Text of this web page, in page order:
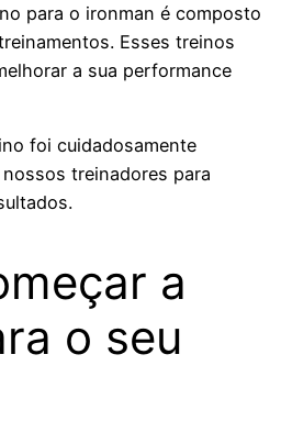
para o ironman é composto
Esses treinos
a sua performance
foi cuidadosamente
treinadores para
a
o seu